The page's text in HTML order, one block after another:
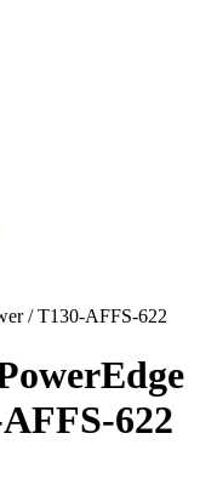
/ T130-AFFS-622
622